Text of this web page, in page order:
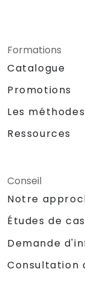
Formations
Catalogue
Promotions
Les
Ressources
Conseil
Notre
Études de cas
Demande
Consultation